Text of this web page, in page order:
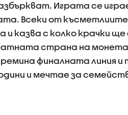
Играта се
Всеки от
и казва с колко крачки
страна на монета.
финалната линия и
и мечтае за